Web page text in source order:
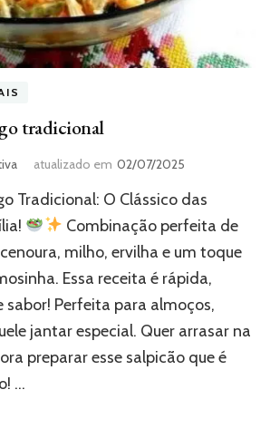
tradicional
atualizado em 02/07/2025
Tradicional: O Clássico das
Combinação perfeita de
milho, ervilha e um toque
Essa receita é rápida,
sabor! Perfeita para almoços,
jantar especial. Quer arrasar na
preparar esse salpicão que é
…